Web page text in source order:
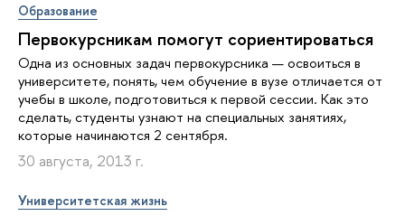
Образование
Первокурсникам помогут сориентироваться
Одна из основных задач первокурсника — освоиться в
университете, понять, чем обучение в вузе отличается от
учебы в школе, подготовиться к первой сессии. Как это
сделать, студенты узнают на специальных занятиях,
которые начинаются 2 сентября.
30 августа, 2013 г.
Университетская жизнь